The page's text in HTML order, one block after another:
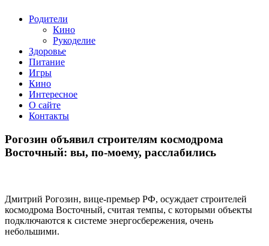
Родители
Кино
Рукоделие
Здоровье
Питание
Игры
Кино
Интересное
О сайте
Контакты
Рогозин объявил строителям космодрома
Восточный: вы, по-моему, расслабились
Дмитрий Рогозин, вице-премьер РФ, осуждает строителей
космодрома Восточный, считая темпы, с которыми объекты
подключаются к системе энергосбережения, очень
небольшими.